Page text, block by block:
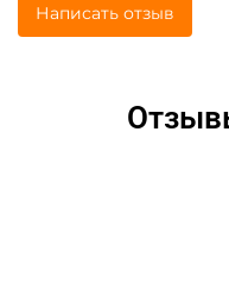
Написать отзыв